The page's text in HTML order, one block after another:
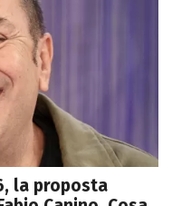
la proposta